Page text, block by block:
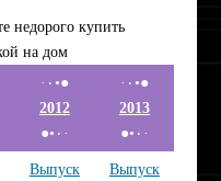
недорого купить
на дом
·٠•●
2012
●•٠·
·٠•●
2013
●•٠·
Выпуск
Выпуск